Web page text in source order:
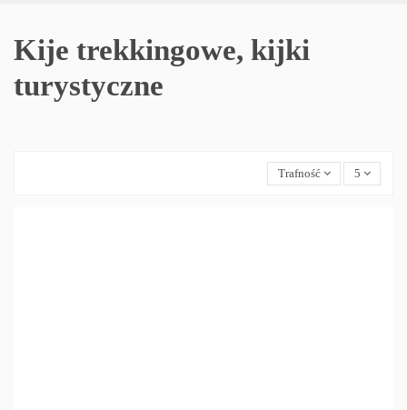
Kije trekkingowe, kijki
turystyczne
Trafność 5